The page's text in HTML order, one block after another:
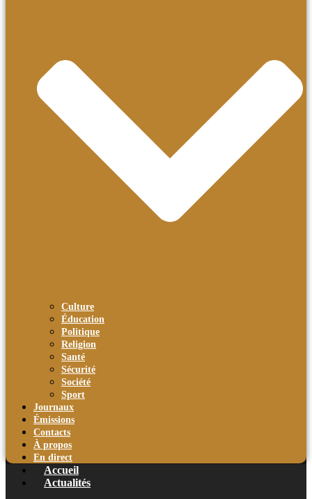
Culture
Éducation
Politique
Religion
Santé
Sécurité
Société
Sport
Journaux
Émissions
Contacts
À propos
En direct
Accueil
Actualités